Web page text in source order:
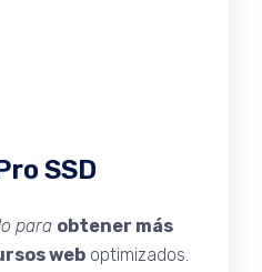
SSD
para obtener más
web optimizados.